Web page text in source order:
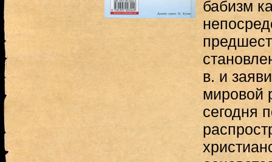
бабизм
в. и
мировой
сегодня